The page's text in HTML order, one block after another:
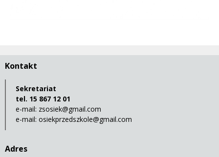
Kontakt
Sekretariat
tel. 15 867 12 01
e-mail: zsosiek@gmail.com
e-mail: osiekprzedszkole@gmail.com
Adres